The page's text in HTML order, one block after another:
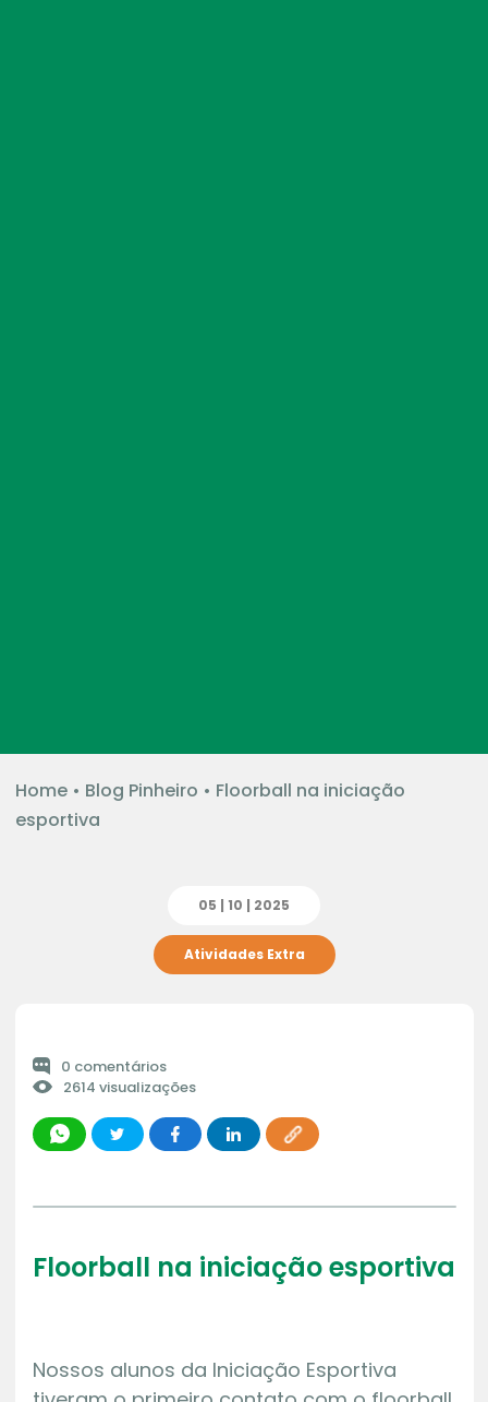
Home• Blog Pinheiro • Floorball na iniciação
esportiva
05 | 10 | 2025
Atividades Extra
0 comentários
2614 visualizações
Floorball na iniciação esportiva
Nossos alunos da Iniciação Esportiva